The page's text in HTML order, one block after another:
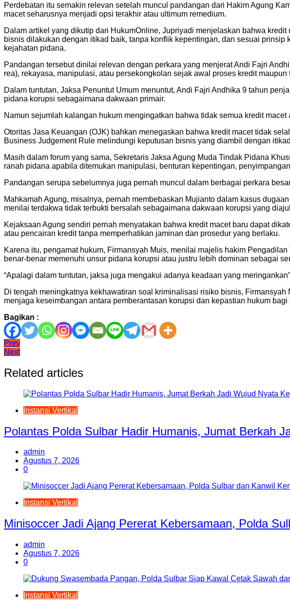
Perdebatan itu semakin relevan setelah muncul pandangan dari Hakim Agung
macet seharusnya menjadi opsi terakhir atau ultimum remedium.
Dalam artikel yang dikutip dari HukumOnline, Jupriyadi menjelaskan bahwa
bisnis dilakukan dengan itikad baik, tanpa konflik kepentingan, dan sesuai
kejahatan pidana.
Pandangan tersebut dinilai relevan dengan perkara yang menjerat Andi Fajri
rea), rekayasa, manipulasi, atau persekongkolan sejak awal proses kredit
Dalam tuntutan, Jaksa Penuntut Umum menuntut, Andi Fajri Andhika 9 tahun
pidana korupsi sebagaimana dakwaan primair.
Namun sejumlah kalangan hukum mengingatkan bahwa tidak semua kredit
Otoritas Jasa Keuangan (OJK) bahkan menegaskan bahwa kredit macet tidak
Business Judgement Rule melindungi keputusan bisnis yang diambil dengan
Masih dalam forum yang sama, Sekretaris Jaksa Agung Muda Tindak Pidana
ranah pidana apabila ditemukan manipulasi, benturan kepentingan,
Pandangan serupa sebelumnya juga pernah muncul dalam berbagai perkara
Mahkamah Agung, misalnya, pernah membebaskan Mujianto dalam kasus
menilai terdakwa tidak terbukti bersalah sebagaimana dakwaan korupsi yang
Kejaksaan Agung sendiri pernah menyatakan bahwa kredit macet baru dapat
atau pencairan kredit tanpa memperhatikan jaminan dan prosedur yang berlaku.
Karena itu, pengamat hukum, Firmansyah Muis, menilai majelis hakim
benar-benar memenuhi unsur pidana korupsi atau justru lebih dominan sebagai
“Apalagi dalam tuntutan, jaksa juga mengakui adanya keadaan yang
Di tengah meningkatnya kekhawatiran soal kriminalisasi risiko bisnis,
menjaga keseimbangan antara pemberantasan korupsi dan kepastian hukum
Bagikan :
Navigasi
pos
Prev
Next
Related articles
Instansi Vertikal
Polantas Polda Sulbar Hadir Humanis, Jumat Berkah
admin
Agustus 7, 2026
0
Instansi Vertikal
Minisoccer Jadi Ajang Pererat Kebersamaan, Polda
admin
Agustus 7, 2026
0
Instansi Vertikal